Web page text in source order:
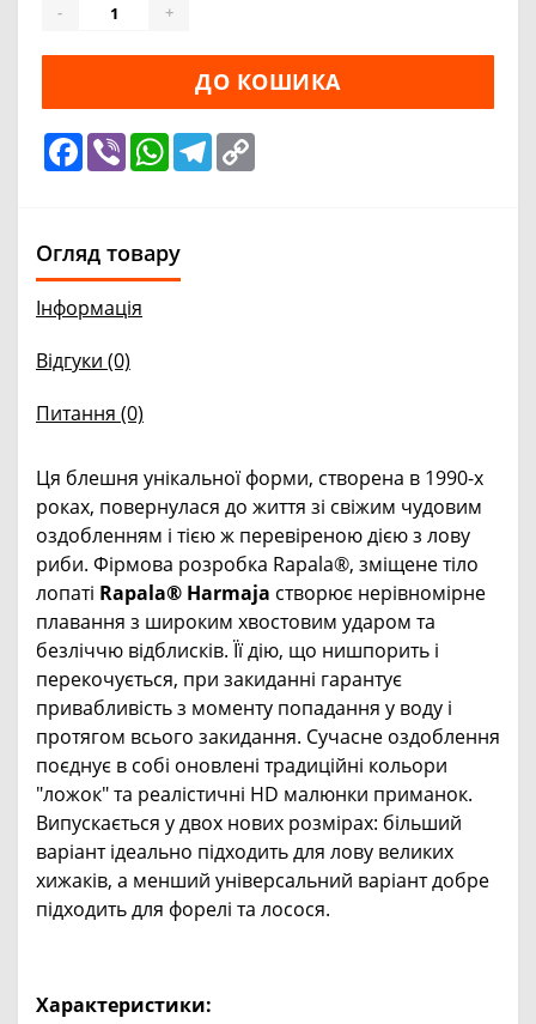
- +
ДО КОШИКА
Facebook
Viber WhatsApp
Telegram
Огляд товару
Інформація
Відгуки (0)
Питання (0)
Ця блешня унікальної форми, створена в 1990-х
роках, повернулася до життя зі свіжим чудовим
оздобленням і тією ж перевіреною дією з лову
риби. Фірмова розробка Rapala®, зміщене тіло
лопаті Rapala® Harmaja створює нерівномірне
плавання з широким хвостовим ударом та
безліччю відблисків. Її дію, що нишпорить і
перекочується, при закиданні гарантує
привабливість з моменту попадання у воду і
протягом всього закидання. Сучасне оздоблення
поєднує в собі оновлені традиційні кольори
"ложок" та реалістичні HD малюнки приманок.
Випускається у двох нових розмірах: більший
варіант ідеально підходить для лову великих
хижаків, а менший універсальний варіант добре
підходить для форелі та лосося.
Характеристики: